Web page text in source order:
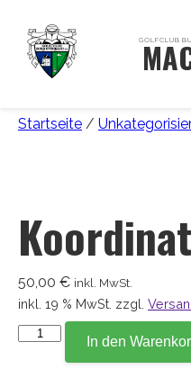
GOLFCLUB
Startseite /
50,00 € inkl. MwSt.
inkl. 19 % MwSt. zzgl.
Koordinate
In den